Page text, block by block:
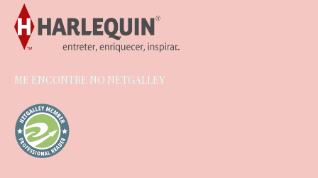
ME ENCONTRE NO NETGALLEY